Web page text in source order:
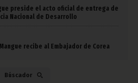
preside el acto oficial de entrega de
Nacional de Desarrollo
recibe al Embajador de Corea
Búscador